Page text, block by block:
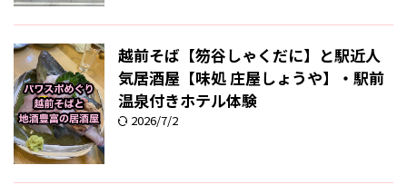
越前そば【笏谷しゃくだに】と駅近人
気居酒屋【味処 庄屋しょうや】・駅前
温泉付きホテル体験
2026/7/2